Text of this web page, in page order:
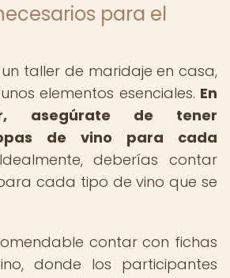
para el
taller de maridaje en casa,
elementos esenciales. En
asegúrate de tener
de vino para cada
deberías contar
cada tipo de vino que se
contar con fichas
donde los participantes